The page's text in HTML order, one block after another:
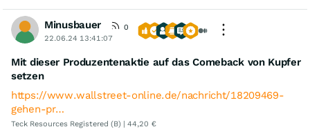
Minusbauer
0
22.06.24 13:41:07
Mit dieser Produzentenaktie auf das Comeback von Kupfer
setzen
https://www.wallstreet-online.de/nachricht/18209469-
gehen-pr…
Teck Resources Registered (B) | 44,20 €